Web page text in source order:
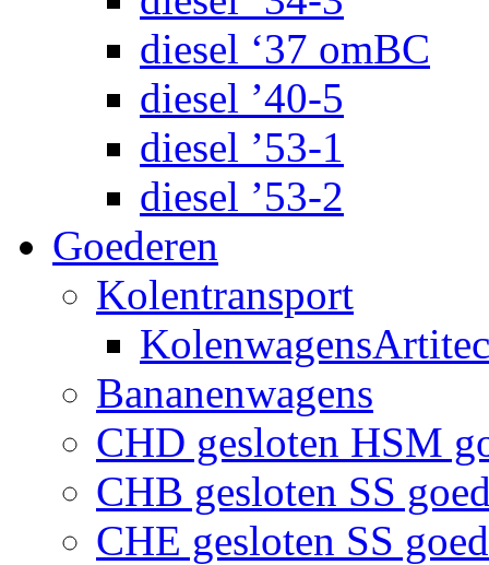
diesel ‘37 omBC
diesel ’40-5
diesel ’53-1
diesel ’53-2
Goederen
Kolentransport
KolenwagensArtitec
Bananenwagens
CHD gesloten HSM
CHB gesloten SS
CHE gesloten SS